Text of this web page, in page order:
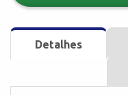
Detalhes